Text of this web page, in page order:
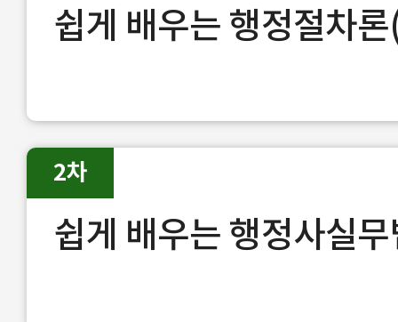
쉽게 배우는 행정절차
쉽게 배우는 행정사실
2차